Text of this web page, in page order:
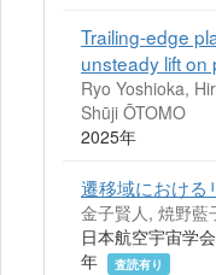
Trailing-edge
unsteady lift on
Ryo Yoshioka,
Shūji ŌTOMO
2025年
遷移域における
金子賢人, 焼野藍
日本航空宇宙学
年
査読有り